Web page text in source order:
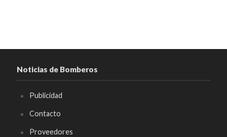
Noticias de Bomberos
Publicidad
Contacto
Proveedores